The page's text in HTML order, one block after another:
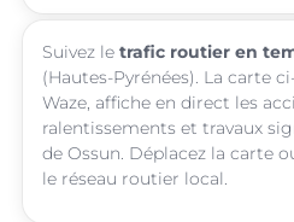
Suivez le trafic routier en
(Hautes-Pyrénées). La carte
Waze, affiche en direct les
ralentissements et travaux
de Ossun. Déplacez la carte
le réseau routier local.